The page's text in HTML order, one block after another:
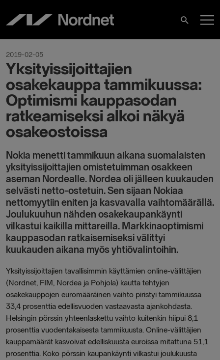
content
Search
2019-02-05
Yksityissijoittajien
osakekauppa tammikuussa:
Optimismi kauppasodan
ratkeamiseksi alkoi näkyä
osakeostoissa
Nokia menetti tammikuun aikana suomalaisten
yksityissijoittajien omistetuimman osakkeen
aseman Nordealle. Nordea oli jälleen kuukauden
selvästi netto-ostetuin. Sen sijaan Nokiaa
nettomyytiin eniten ja kasvavalla vaihtomäärällä.
Joulukuuhun nähden osakekaupankäynti
vilkastui kaikilla mittareilla. Markkinaoptimismi
kauppasodan ratkaisemiseksi välittyi
kuukauden aikana myös yhtiövalintoihin.
Yksityissijoittajien tavallisimmin käyttämien online-välittäjien
(Nordnet, FIM, Nordea ja Pohjola) kautta tehtyjen
osakekauppojen euromääräinen vaihto piristyi tammikuussa
33,4 prosenttia edellisvuoden vastaavasta ajankohdasta.
Helsingin pörssin yhteenlaskettu vaihto kuitenkin hiipui 8,1
prosenttia vuodentakaisesta tammikuusta. Online-välittäjien
kauppamäärät kasvoivat edelliskuusta euroissa mitattuna 51,1
prosenttia. Koko pörssin kaupankäynti vilkastui joulukuusta